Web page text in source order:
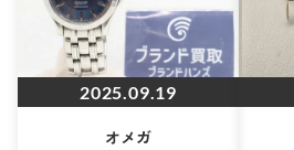
2025.09.19
オメガ